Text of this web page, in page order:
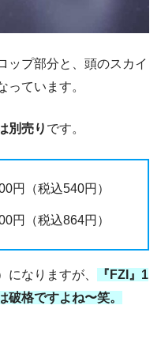
ップ部分と、頭のスカイ
っています。
別売り です。
円（税込540円）
円（税込864円）
になりますが、 『 FZI 』 1
格ですよね〜笑。